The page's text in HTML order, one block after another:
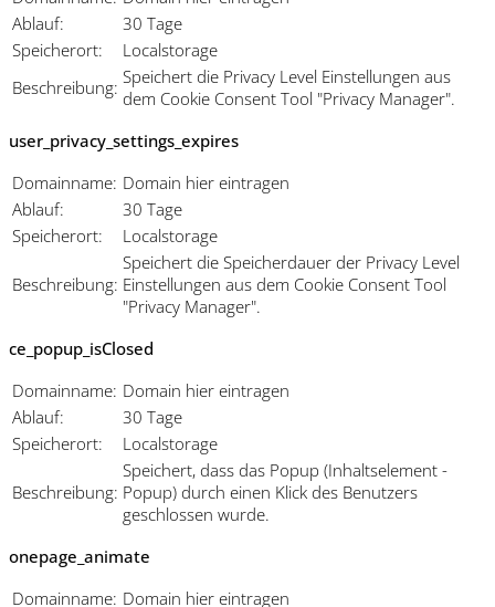
Ablauf:
30 Tage
Speicherort:
Localstorage
Beschreibung: Speichert die Privacy Level Einstellungen aus
dem Cookie Consent Tool "Privacy Manager".
user_privacy_settings_expires
Domainname: Domain hier eintragen
Ablauf:
30 Tage
Speicherort:
Localstorage
Beschreibung:
Speichert die Speicherdauer der Privacy Level
Einstellungen aus dem Cookie Consent Tool
"Privacy Manager".
ce_popup_isClosed
Domainname: Domain hier eintragen
Ablauf:
30 Tage
Speicherort:
Localstorage
Beschreibung:
Speichert, dass das Popup (Inhaltselement -
Popup) durch einen Klick des Benutzers
geschlossen wurde.
onepage_animate
Domainname: Domain hier eintragen